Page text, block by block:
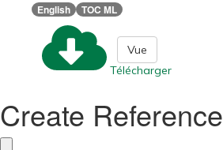
English TOC ML
Télécharger
Vue
Create Reference